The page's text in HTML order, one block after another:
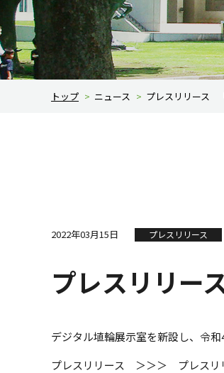
トップ > ニュース > プレスリリース
2022年03月15日 プレスリリース
プレスリリー
デジタル埴輪展示室を新設し、令和
プレスリリース ＞＞＞ プレスリ